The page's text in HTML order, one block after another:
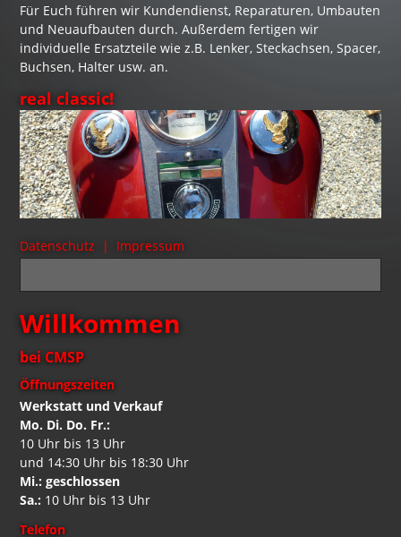
Für Euch führen wir Kundendienst, Reparaturen, Umbauten
und Neuaufbauten durch. Außerdem fertigen wir
individuelle Ersatzteile wie z.B. Lenker, Steckachsen, Spacer,
Buchsen, Halter usw. an.
real classic!
Datenschutz | Impressum
Willkommen
bei CMSP
Öffnungszeiten
Werkstatt und Verkauf
Mo. Di. Do. Fr.:
10 Uhr bis 13 Uhr
und 14:30 Uhr bis 18:30 Uhr
Mi.: geschlossen
Sa.: 10 Uhr bis 13 Uhr
Telefon